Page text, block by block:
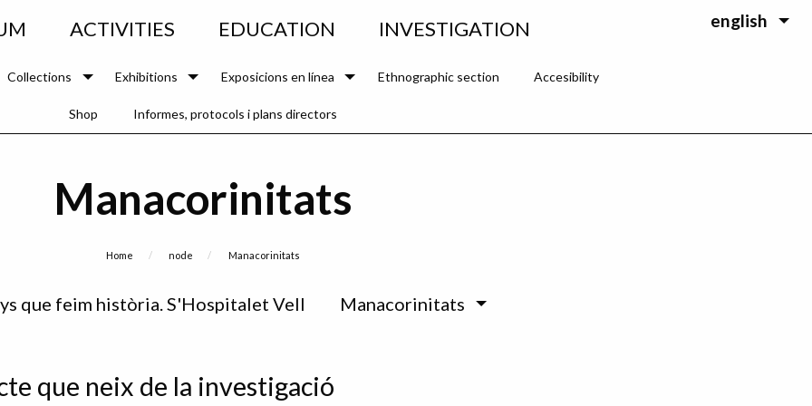
ACTIVITIES EDUCATION INVESTIGATION
Collections Exhibitions Exposicions en línea Ethnographic section Accesibility
Shop Informes, protocols i plans directors
english
Manacorinitats
Home node Current:
Manacorinitats
que feim història. S'Hospitalet Vell Manacorinitats
que neix de la investigació